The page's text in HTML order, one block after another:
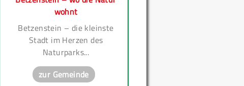
wohnt
Betzenstein – die kleinste
Stadt im Herzen des
Naturparks...
zur Gemeinde